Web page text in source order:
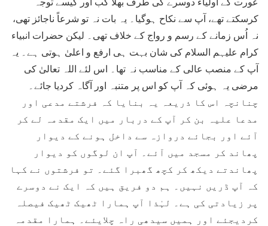
کرسکتے تھے، آپ سے نکاح ہوگیا۔ یہ بات نہ تو شرعاً ناجائز تھی،
نہ اُس زمانے کے رسم و رواج کے خلاف تھی۔ لیکن حضرات انبیاء
کرام علیہم السلام کی شان بہت ہی ارفع و اعلیٰ ہوتی ہے۔ یہ
آپ کے منصب عالی کے مناسب نہ تھا۔ اس لئے اللہ تعالیٰ کی
مرضی یہ ہوئی کہ آپ کو اس پر متنبہ اور آگاہ کردیا جائے۔
چنانچہ اس کا ذریعہ یہ بنایا کہ فرشتے مدعی اور
مدعا علیہ بن کر آپ کے دربار میں ایک مقدمہ لے کر
آئے اور بجائے دروازہ سے داخل ہونے کے دیوار
پھاند کر مسجد میں آئے۔ آپ ان لوگوں کو دیوار
پھاندتے دیکھ کر کچھ گھبرا گئے۔ تو فرشتوں نے کہا
کہ آپ ڈریں نہیں۔ ہم دو فریق ہیں کہ ایک نے دوسرے
پر زیادتی کی ہے۔ لہٰذا آپ ہمارا ٹھیک ٹھیک فیصلہ
کردیجئے اور ہمیں سیدھی راہ چلایئے۔ ہمارا مقدمہ